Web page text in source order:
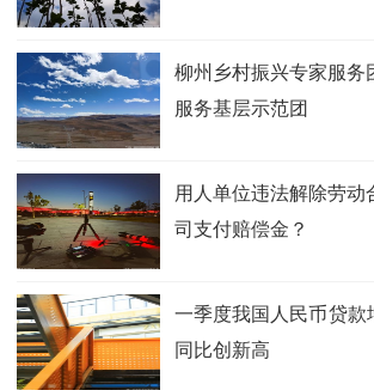
柳州乡村振兴专家服务
服务基层示范团
用人单位违法解除劳动
司支付赔偿金？
一季度我国人民币贷款
同比创新高